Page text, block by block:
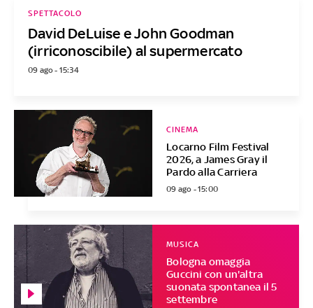
David DeLuise e John Goodman
(irriconoscibile) al supermercato
SPETTACOLO
09 ago - 15:34
Locarno Film Festival
2026, a James Gray il
Pardo alla Carriera
CINEMA
09 ago - 15:00
Bologna omaggia
Guccini con un'altra
suonata spontanea il 5
settembre
MUSICA